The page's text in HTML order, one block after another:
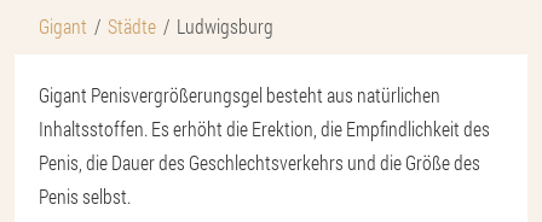
Gigant Städte Ludwigsburg
Gigant Penisvergrößerungsgel besteht aus natürlichen
Inhaltsstoffen. Es erhöht die Erektion, die Empfindlichkeit des
Penis, die Dauer des Geschlechtsverkehrs und die Größe des
Penis selbst.